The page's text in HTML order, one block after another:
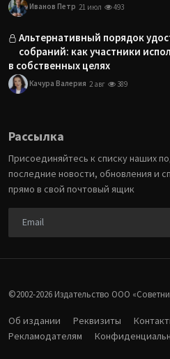
Иванов Петр 21 июл 493
Альтернативный порядок
собраний: как участники
в собственных целях
Качура Валерия 2 авг 389
Рассылка
Присоединяйтесь к списку наших
последние новости, обновления и
прямо в свой почтовый ящик
©2002-2026 Издательство ООО
Об издании Реквизиты
Рекламодателям